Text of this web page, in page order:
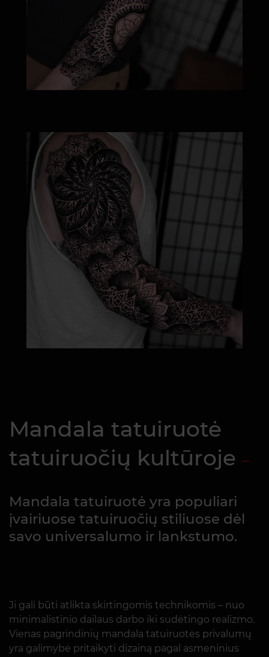
Mandala tatuiruotė
tatuiruočių kultūroje
Mandala tatuiruotė yra populiari
įvairiuose tatuiruočių stiliuose dėl
savo universalumo ir lankstumo.
Ji gali būti atlikta skirtingomis technikomis – nuo
minimalistinio dailaus darbo iki sudėtingo realizmo.
Vienas pagrindinių mandala tatuiruotės privalumų
yra galimybė pritaikyti dizainą pagal asmeninius